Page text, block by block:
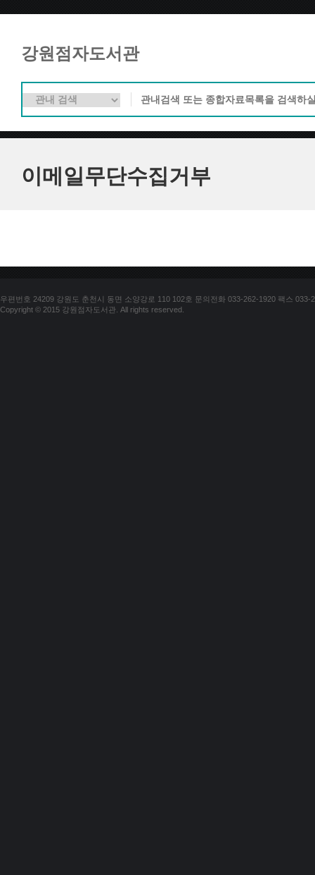
강원점자도서관
이메일무단수집거부
우편번호 24209 강원도 춘천시 동면 소양강로 110 102호 문의전화 033-262-1920 팩스 033-
Copyright © 2015 강원점자도서관. All rights reserved.